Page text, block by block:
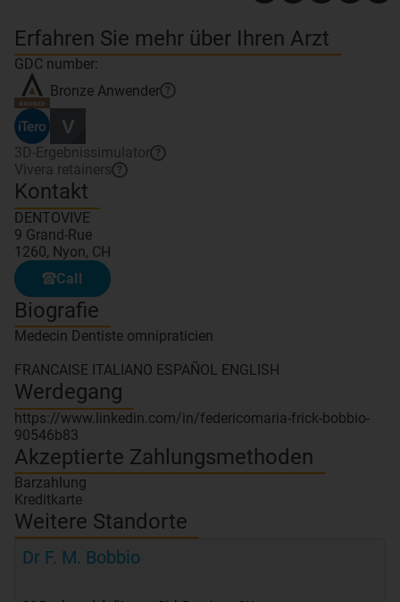
Erfahren Sie mehr über Ihren Arzt
GDC number:
Bronze Anwender ?
3D-Ergebnissimulator ?
Vivera retainers ?
Kontakt
DENTOVIVE
9 Grand-Rue
1260, Nyon, CH
Call
Biografie
Medecin Dentiste omnipraticien
FRANCAISE ITALIANO ESPAÑOL ENGLISH
Werdegang
https://www.linkedin.com/in/federicomaria-frick-bobbio-
90546b83
Akzeptierte Zahlungsmethoden
Barzahlung
Kreditkarte
Weitere Standorte
Dr F. M. Bobbio